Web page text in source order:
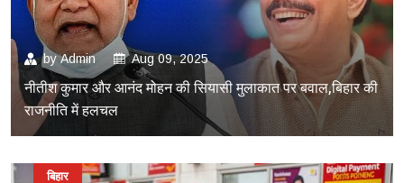
byAdmin Aug 09, 2025
नीतीश कुमार और आनंद मोहन की सियासी मुलाकात पर बवाल,बिहार की
राजनीति में हलचल
बिहार